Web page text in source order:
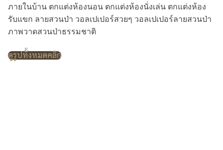
ภายในบ้าน ตกแต่งห้องนอน ตกแต่งห้องนั่งเล่น ตกแต่งห้อง
รับแขก ลายสวนป่า วอลเปเปอร์สวยๆ วอลเปเปอร์ลายสวนป่า
ภาพวาดสวนป่าธรรมชาติ
ดูรูปทั้งหมดคลิก